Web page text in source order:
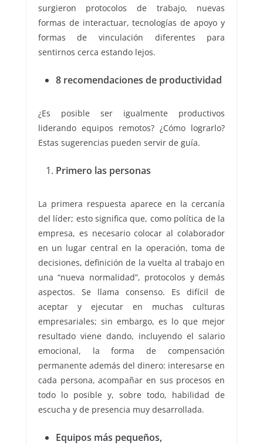
surgieron protocolos de trabajo, nuevas
formas de interactuar, tecnologías de apoyo y
formas de vinculación diferentes para
sentirnos cerca estando lejos.
8 recomendaciones de productividad
¿Es posible ser igualmente productivos
liderando equipos remotos? ¿Cómo lograrlo?
Estas sugerencias pueden servir de guía.
Primero las personas
La primera respuesta aparece en la cercanía
del líder; esto significa que, como política de la
empresa, es necesario colocar al colaborador
en un lugar central en la operación, toma de
decisiones, definición de la vuelta al trabajo en
una “nueva normalidad”, protocolos y demás
aspectos. Se llama consenso. Es difícil de
aceptar y ejecutar en muchas culturas
empresariales; sin embargo, es lo que mejor
resultado viene dando, incluyendo el salario
emocional, la forma de compensación
permanente además del dinero: interesarse en
cada persona, acompañar en sus procesos en
todo lo posible y, sobre todo, habilidad de
escucha y de presencia muy desarrollada.
Equipos más pequeños,